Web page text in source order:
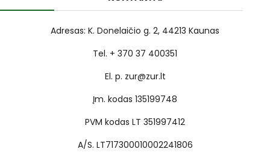
Adresas: K. Donelaičio g. 2, 44213 Kaunas
Tel. + 370 37 400351
El. p. zur@zur.lt
Įm. kodas 135199748
PVM kodas LT 351997412
A/S. LT717300010002241806